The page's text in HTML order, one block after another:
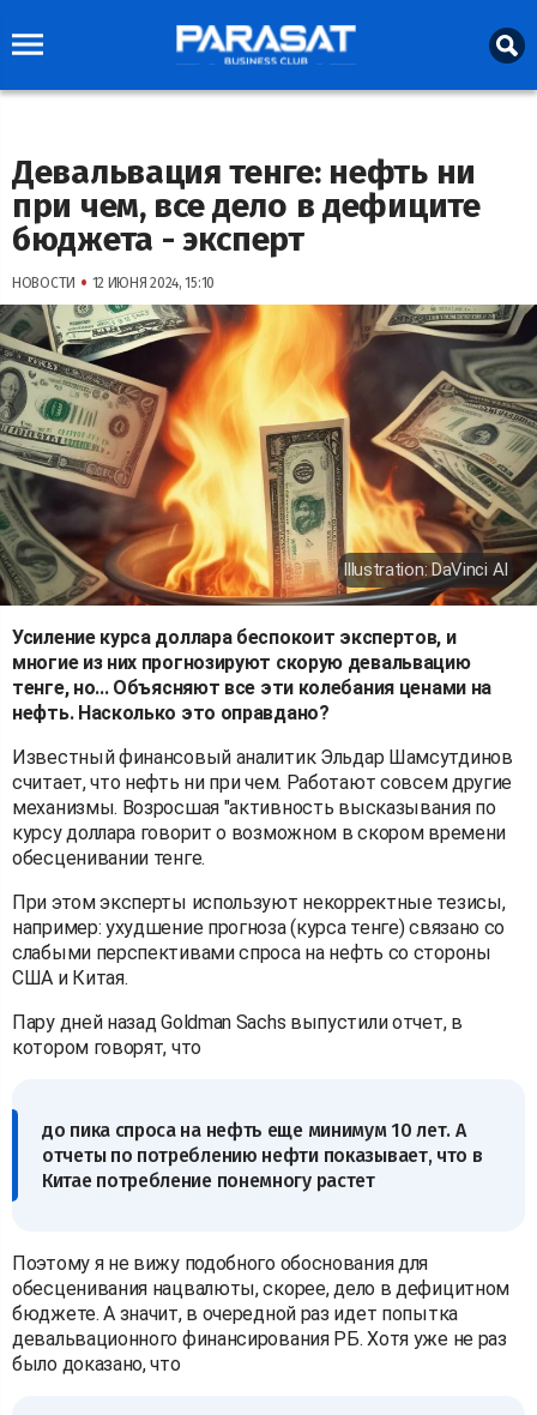
Девальвация тенге: нефть ни
при чем, все дело в дефиците
бюджета - эксперт
НОВОСТИ • 12 ИЮНЯ 2024, 15:10
Illustration: DaVinci AI
Усиление курса доллара беспокоит экспертов, и
многие из них прогнозируют скорую девальвацию
тенге, но... Объясняют все эти колебания ценами на
нефть. Насколько это оправдано?
Известный финансовый аналитик Эльдар Шамсутдинов
считает, что нефть ни при чем. Работают совсем другие
механизмы. Возросшая "активность высказывания по
курсу доллара говорит о возможном в скором времени
обесценивании тенге.
При этом эксперты используют некорректные тезисы,
например: ухудшение прогноза (курса тенге) связано со
слабыми перспективами спроса на нефть со стороны
США и Китая.
Пару дней назад Goldman Sachs выпустили отчет, в
котором говорят, что
до пика спроса на нефть еще минимум 10 лет. А
отчеты по потреблению нефти показывает, что в
Китае потребление понемногу растет
Поэтому я не вижу подобного обоснования для
обесценивания нацвалюты, скорее, дело в дефицитном
бюджете. А значит, в очередной раз идет попытка
девальвационного финансирования РБ. Хотя уже не раз
было доказано, что